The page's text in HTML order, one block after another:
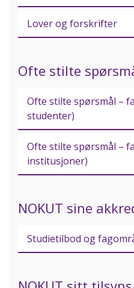
Lover og forskrifter
Ofte stilte
Ofte stilte spørsmål –
studenter)
Ofte stilte spørsmål –
institusjoner)
NOKUT sine
Studietilbod og